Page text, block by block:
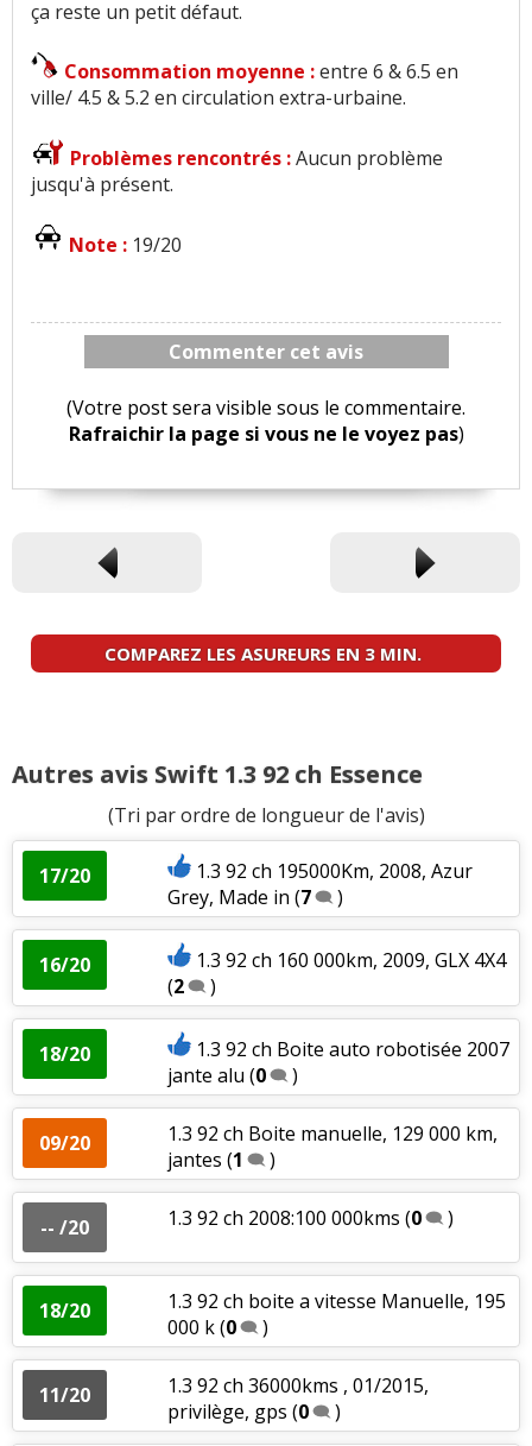
ça reste un petit défaut.
Consommation moyenne :entre 6 & 6.5 en
ville/ 4.5 & 5.2 en circulation extra-urbaine.
Problèmes rencontrés :Aucun problème
jusqu'à présent.
Note : 19/20
Commenter cet avis
(Votre post sera visible sous le commentaire.
Rafraichir la page si vous ne le voyez pas)
COMPAREZ LES ASUREURS EN 3 MIN.
Autres avis Swift 1.3 92 ch Essence
(Tri par ordre de longueur de l'avis)
17/20
1.3 92 ch 195000Km, 2008, Azur
Grey, Made in (7 )
16/20
1.3 92 ch 160 000km, 2009, GLX 4X4
(2 )
18/20
1.3 92 ch Boite auto robotisée 2007
jante alu (0 )
09/20
1.3 92 ch Boite manuelle, 129 000 km,
jantes (1 )
-- /20 1.3 92 ch 2008:100 000kms (0 )
18/20
1.3 92 ch boite a vitesse Manuelle, 195
000 k(0 )
11/20
1.3 92 ch 36000kms , 01/2015,
privilège, gps (0 )